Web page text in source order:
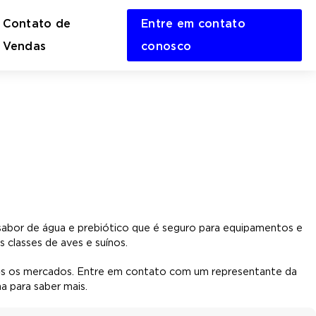
Contato de
Vendas
Entre em contato
conosco
de água e prebiótico que é seguro para equipamentos e
de aves e suínos.
mercados. Entre em contato com um representante da
saber mais.